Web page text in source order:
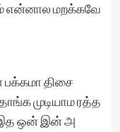
என்னால மறக்கவே
பக்கமா திசை
முடியாம ரத்த
இத ஒன் இன் அ